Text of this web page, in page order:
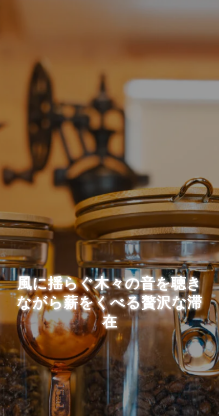
風に揺らぐ木々の音を聴き
ながら薪をくべる贅沢な滞
在